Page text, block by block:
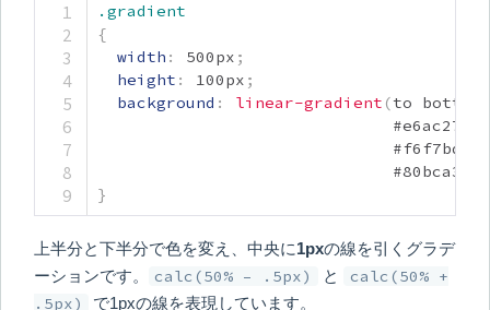
.gradient
{
width : 500px ;
height : 100px ;
background : linear-gradient (to
                              #e6ac27
                              #f6f7bd
                              #80bca3
}
上半分と下半分で色を変え、中央に1pxの線を引くグラデ
ーションです。
calc(50% – .5px) と
calc(50% +
.5px)
で1pxの線を表現しています。